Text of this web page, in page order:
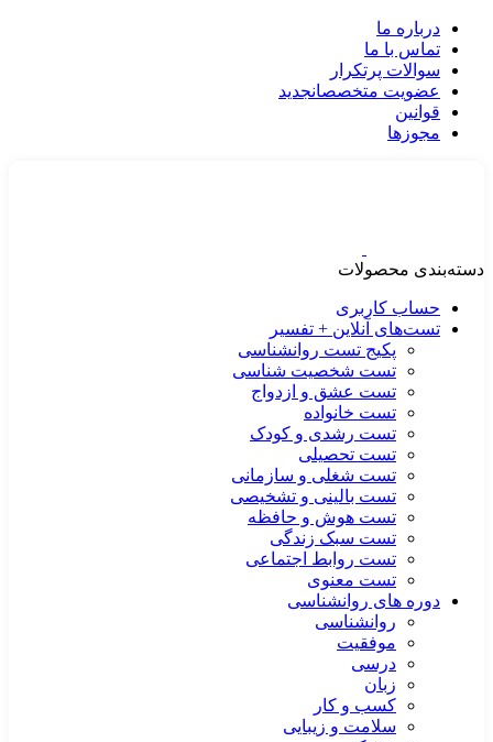
درباره ما
تماس با ما
سوالات پرتکرار
عضویت متخصصانجدید
قوانین
مجوزها
دسته‌بندی محصولات
حساب کاربری
تست‌های آنلاین + تفسیر
پکیج تست روانشناسی
تست شخصیت شناسی
تست عشق و ازدواج
تست خانواده
تست رشدی و کودک
تست تحصیلی
تست شغلی و سازمانی
تست بالینی و تشخیصی
تست هوش و حافظه
تست سبک زندگی
تست روابط اجتماعی
تست معنوی
دوره های روانشناسی
روانشناسی
موفقیت
درسی
زبان
کسب و کار
سلامت و زیبایی